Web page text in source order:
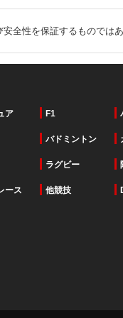
全性を保証するものでは
ア F1
バドミントン
ラグビー
ース 他競技